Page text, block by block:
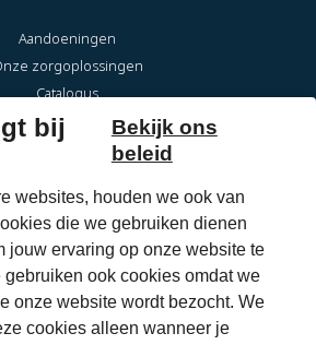
Aandoeningen
zorgoplossingen
Catalogus
Over Eqwal Ability
Veelgestelde vragen
zorgprofessionals
OrthoShop
Homepage
Jobs